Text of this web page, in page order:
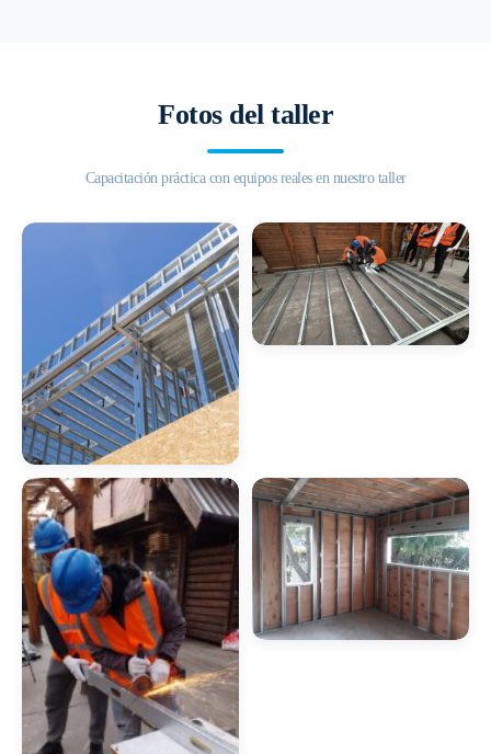
Fotos del taller